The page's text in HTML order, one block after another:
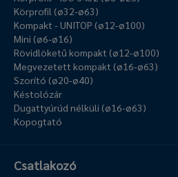
Körprofil (ø32-ø63)
Kompakt - UNITOP (ø12-ø100)
Mini (ø6-ø16)
Rövidlöketű kompakt (ø12-ø100)
Megvezetett kompakt (ø16-ø63)
Szorító (ø20-ø40)
Késtolózár
Dugattyúrúd nélküli (ø16-ø63)
Kopogtató
Csatlakozó